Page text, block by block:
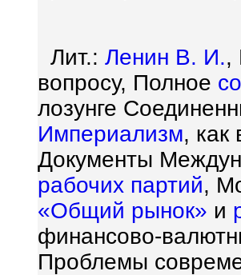
Лит.: Ленин В. И.,
вопросу, Полное
лозунге
Империализм, как
Документы
рабочих партий,
«Общий рынок» и
финансово-
Проблемы